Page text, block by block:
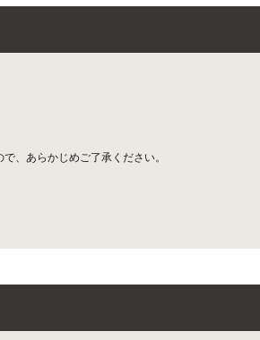
、あらかじめご了承ください。